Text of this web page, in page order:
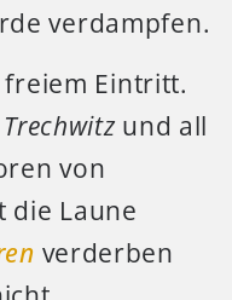
verdampfen.
freiem Eintritt.
Trechwitz und all
von
die Laune
verderben